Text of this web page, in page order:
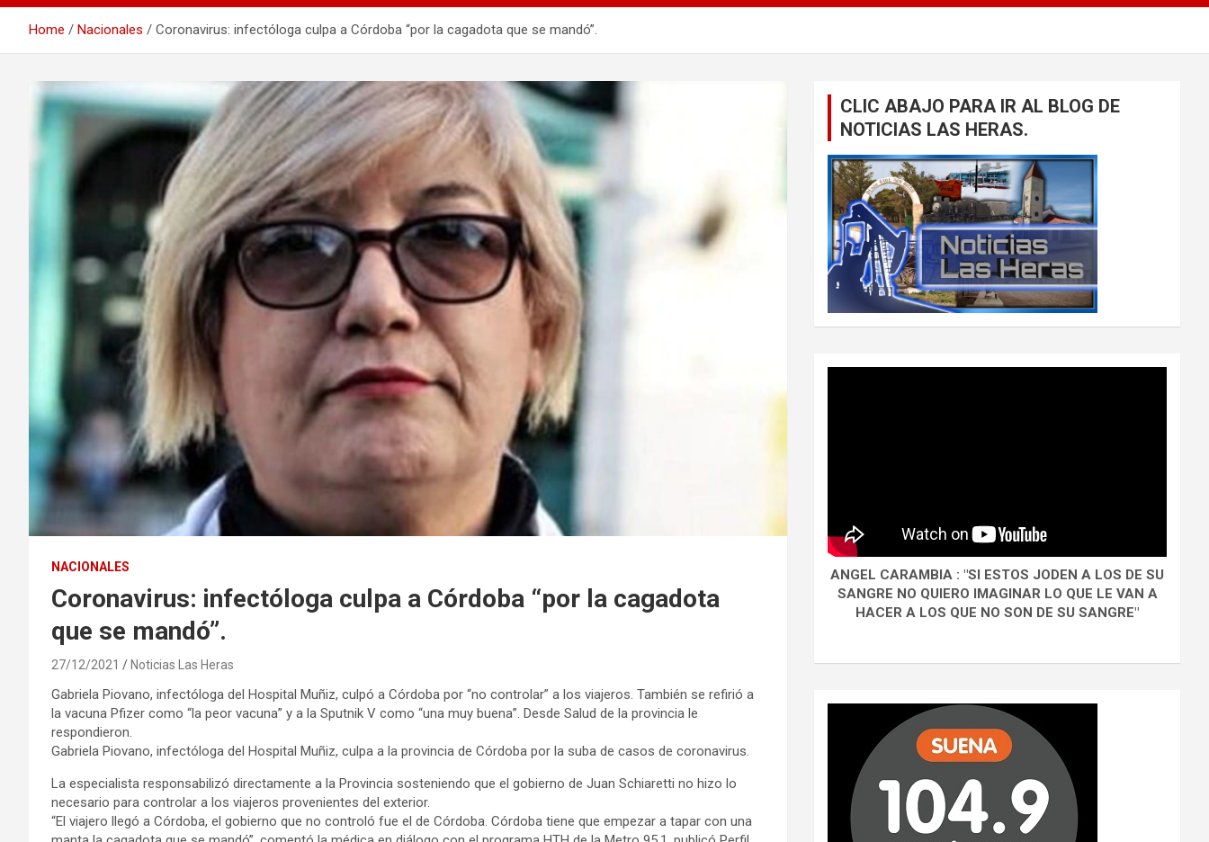
Home Nacionales Coronavirus: infectóloga culpa a Córdoba “por la cagadota que se mandó”.
NACIONALES
Coronavirus: infectóloga culpa a Córdoba “por la cagadota
que se mandó”.
27/12/2021 Noticias Las Heras
Gabriela Piovano, infectóloga del Hospital Muñiz, culpó a Córdoba por “no controlar” a los viajeros. También se refirió a
la vacuna Pfizer como “la peor vacuna” y a la Sputnik V como “una muy buena”. Desde Salud de la provincia le
respondieron.
Gabriela Piovano, infectóloga del Hospital Muñiz, culpa a la provincia de Córdoba por la suba de casos de coronavirus.
La especialista responsabilizó directamente a la Provincia sosteniendo que el gobierno de Juan Schiaretti no hizo lo
necesario para controlar a los viajeros provenientes del exterior.
“El viajero llegó a Córdoba, el gobierno que no controló fue el de Córdoba. Córdoba tiene que empezar a tapar con una
CLIC ABAJO PARA IR AL BLOG DE
NOTICIAS LAS HERAS.
ANGEL CARAMBIA : "SI ESTOS JODEN A LOS DE SU
SANGRE NO QUIERO IMAGINAR LO QUE LE VAN A
HACER A LOS QUE NO SON DE SU SANGRE"